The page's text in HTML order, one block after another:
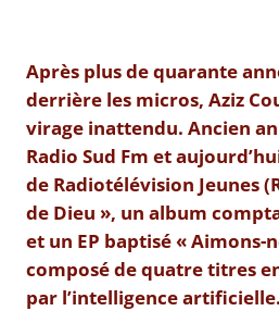
Après plus de quarante
derrière les micros, Aziz
virage inattendu. Ancien
Radio Sud Fm et
de Radiotélévision Jeunes
de Dieu », un album
et un EP baptisé « Aimons-
composé de quatre titres
par l’intelligence